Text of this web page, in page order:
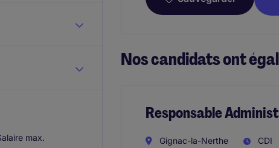
max.
Nos candidats ont
Responsable
Gignac-la-Nerthe CDI